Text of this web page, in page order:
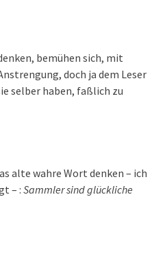
bemühen sich, mit
doch ja dem Leser
selber haben, faßlich zu
alte wahre Wort denken – ich
– : Sammler sind glückliche